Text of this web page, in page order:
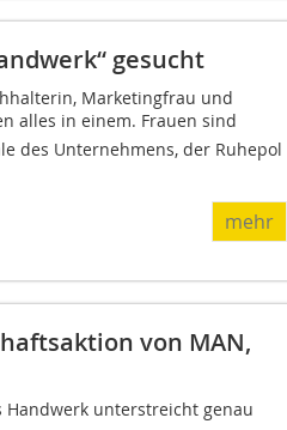
gesucht
Marketingfrau und
alles in einem. Frauen sind
des Unternehmens, der Ruhepol
mehr
von MAN,
Handwerk unterstreicht genau